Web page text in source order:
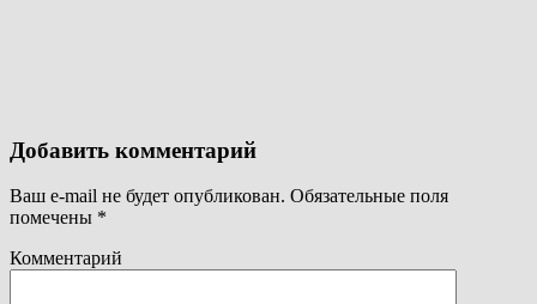
Добавить комментарий
Ваш e-mail не будет опубликован. Обязательные поля
помечены *
Комментарий